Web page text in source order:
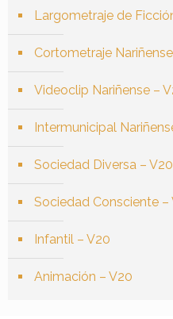
Largometraje de
Cortometraje
Videoclip Nariñense –
Intermunicipal
Sociedad Diversa – V20
Sociedad Consciente –
Infantil – V20
Animación – V20